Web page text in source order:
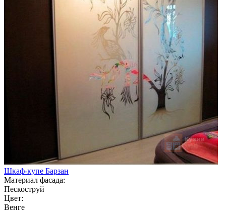
Шкаф-купе Барзан
Материал фасада:
Пескоструй
Цвет:
Венге